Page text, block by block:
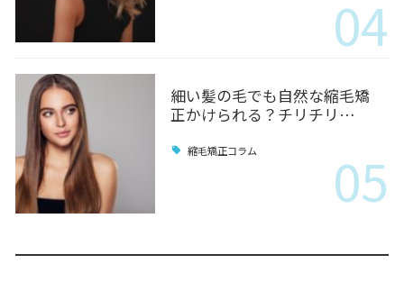
04
細い髪の毛でも自然な縮毛矯
正かけられる？チリチリ…
縮毛矯正コラム 05